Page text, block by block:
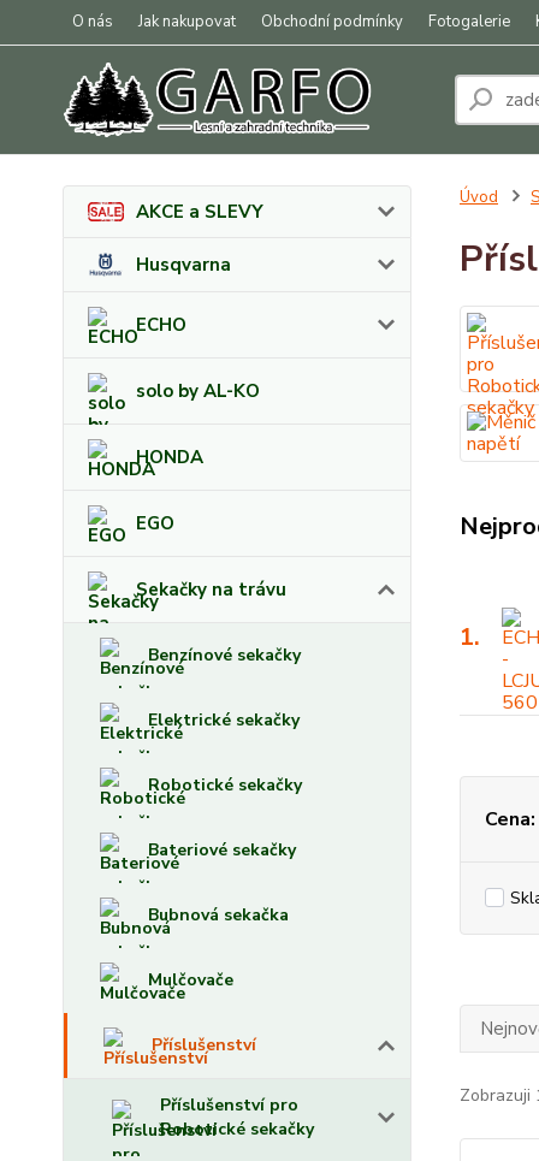
O nás Jak nakupovat Obchodní podmínky Fotogalerie
AKCE a SLEVY
Husqvarna
ECHO
solo by AL-KO
HONDA
EGO
Sekačky na trávu
Benzínové sekačky
Elektrické sekačky
Robotické sekačky
Bateriové sekačky
Bubnová sekačka
Mulčovače
Příslušenství
Příslušenství pro
Robotické sekačky
Úvod
1.
Cena:
Zobrazuji